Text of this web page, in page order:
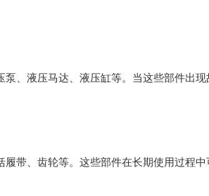
、液压马达、液压缸等。当这些部件出
带、齿轮等。这些部件在长期使用过程